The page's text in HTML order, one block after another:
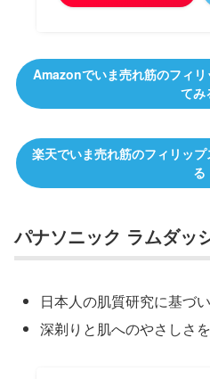
Amazonでいま売れ筋のフィ
てみ
楽天でいま売れ筋のフィリッ
る
パナソニック ラムダッ
日本人の肌質研究に基づ
深剃りと肌へのやさしさ